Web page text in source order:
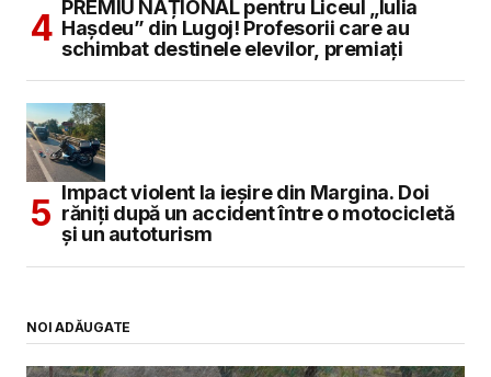
PREMIU NAȚIONAL pentru Liceul „Iulia
Hașdeu” din Lugoj! Profesorii care au
schimbat destinele elevilor, premiați
Impact violent la ieșire din Margina. Doi
răniți după un accident între o motocicletă
și un autoturism
NOI ADĂUGATE